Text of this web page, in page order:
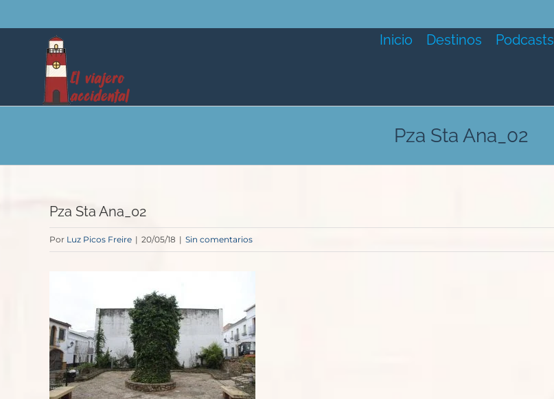
al
contenido
Inicio Destinos Podcasts
Pza Sta Ana_02
Pza Sta Ana_02
Por Luz Picos Freire | 20/05/18 | Sin comentarios